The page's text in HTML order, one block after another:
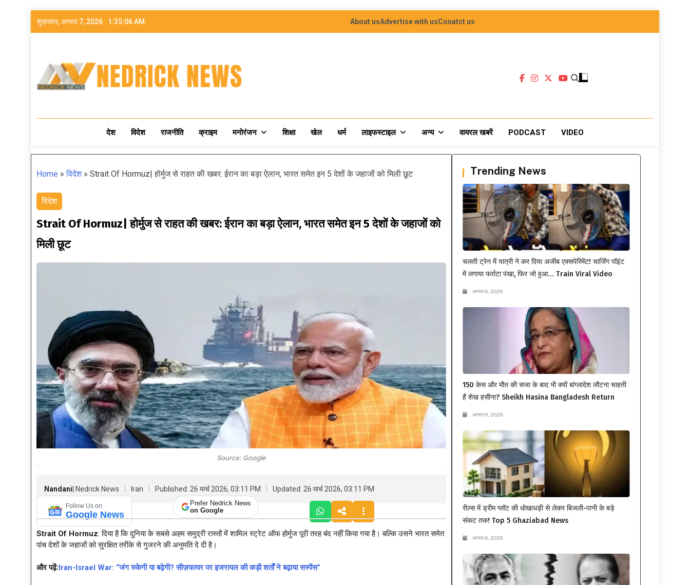
शुक्रवार, अगस्त 7, 2026 1:35:08 AM About usAdvertise with usConatct us
NEDRICK NEWS
देश विदेश राजनीति क्राइम मनोरंजन शिक्षा खेल धर्म लाइफस्टाइल अन्य वायरल खबरें PODCAST VIDEO
Home »विदेश» Strait Of Hormuz| होर्मुज से राहत की खबर: ईरान का बड़ा ऐलान, भारत समेत इन 5 देशों के जहाजों को मिली छूट
विदेश
Strait Of Hormuz| होर्मुज से राहत की खबर: ईरान का बड़ा ऐलान, भारत समेत इन 5 देशों के जहाजों को
मिली छूट
Source: Google
Nandani | Nedrick News Iran Published: 26 मार्च 2026, 03:11 PM Updated: 26 मार्च 2026, 03:11 PM
Follow Us on
Google News
Prefer Nedrick News
on Google
Strait Of Hormuz: दिया है कि दुनिया के सबसे अहम समुद्री रास्तों में शामिल स्ट्रेट ऑफ होर्मुज पूरी तरह बंद नहीं किया गया है। बल्कि उसने भारत समेत
पांच देशों के जहाजों को सुरक्षित तरीके से गुजरने की अनुमति दे दी है।
और पढ़ें: Iran-Israel War: “जंग रुकेगी या बढ़ेगी? सीज़फायर पर इजरायल की कड़ी शर्तों ने बढ़ाया सस्पेंस”
Trending News
चलती ट्रेन में यात्री ने कर दिया अजीब एक्सपेरिमेंट! चार्जिंग पॉइंट
में लगाया फर्राटा पंखा, फिर जो हुआ… Train Viral Video
अगस्त 6, 2026
150 केस और मौत की सजा के बाद भी क्यों बांग्लादेश लौटना चाहती
हैं शेख हसीना? Sheikh Hasina Bangladesh Return
अगस्त 6, 2026
रील्स में ड्रीम प्लॉट की धोखाधड़ी से लेकर बिजली-पानी के बड़े
संकट तक! Top 5 Ghaziabad News
अगस्त 6, 2026